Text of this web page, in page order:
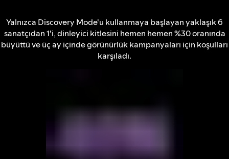
Yalnızca Discovery Mode'u kullanmaya başlayan yaklaşık 6
sanatçıdan 1'i, dinleyici kitlesini hemen hemen %30 oranında
büyüttü ve üç ay içinde görünürlük kampanyaları için koşulları
karşıladı.